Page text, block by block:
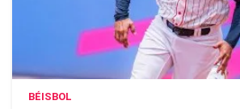
BÉISBOL